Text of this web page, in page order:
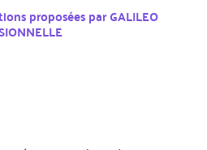
proposées parGALILEO